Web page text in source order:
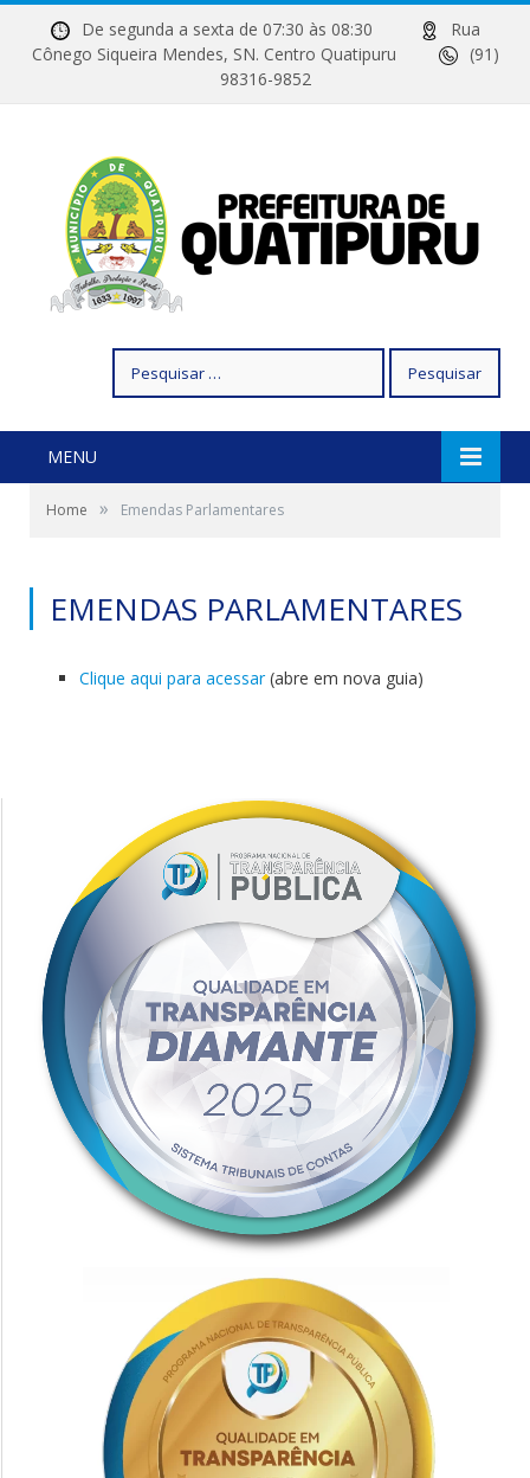
De segunda a sexta de 07:30 às 08:30
Rua
Cônego Siqueira Mendes, SN. Centro Quatipuru
(91)
98316-9852
por:
MENU
Home » Emendas Parlamentares
EMENDAS PARLAMENTARES
Clique aqui para acessar(abre em nova guia)